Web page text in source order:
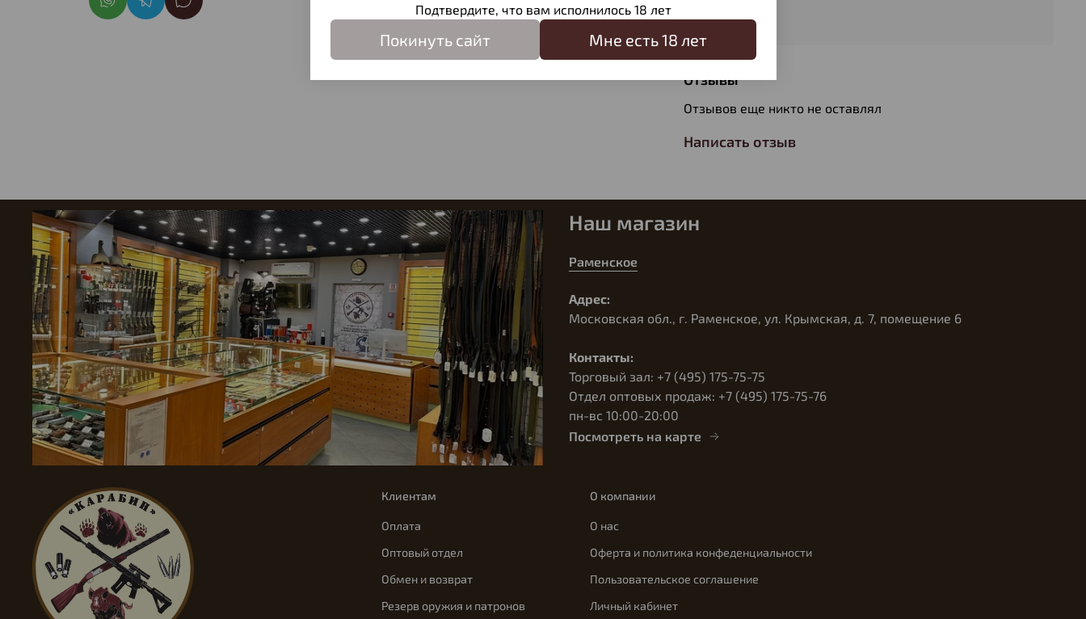
2,4
Отзывы
Отзывов еще никто не оставлял
Написать отзыв
Наш магазин
Раменское
Адрес:
Московская обл., г. Раменское, ул. Крымская, д. 7, помещение 6
Контакты:
Торговый зал: +7 (495) 175-75-75
Отдел оптовых продаж: +7 (495) 175-75-76
пн-вс 10:00-20:00
Посмотреть на карте
Клиентам
Оплата
Оптовый отдел
Обмен и возврат
Резерв оружия и патронов
О компании
О нас
Оферта и политика конфеденциальности
Пользовательское соглашение
Личный кабинет
Подтвердите, что вам исполнилось 18 лет
Покинуть сайт Мне есть 18 лет